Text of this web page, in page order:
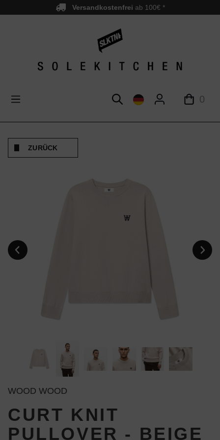
springen Versandkostenfrei ab 100€ *
0
ZURÜCK
WOOD WOOD
CURT KNIT
PULLOVER - BEIGE